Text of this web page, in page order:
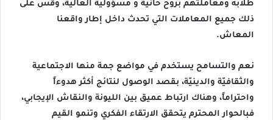
طلابه ومعاملتهم بروح حانية و مسؤولية العالية، وقس على
ذلك جميع المعاملات التي تحدث داخل إطار واقعنا
المعاش.
نعم والتسامح يستخدم في مواضع جمة منها الاجتماعية
والثقافيّة والدينيّة، بقصد الوصول لنتائج أكثر هدوءاً
واحتراماً، وهناك ارتباط عميق بين الليونة والنقاش الإيجابي،
فبالحوار المحترم يتحقق الارتقاء الفكري وتنمو القيم